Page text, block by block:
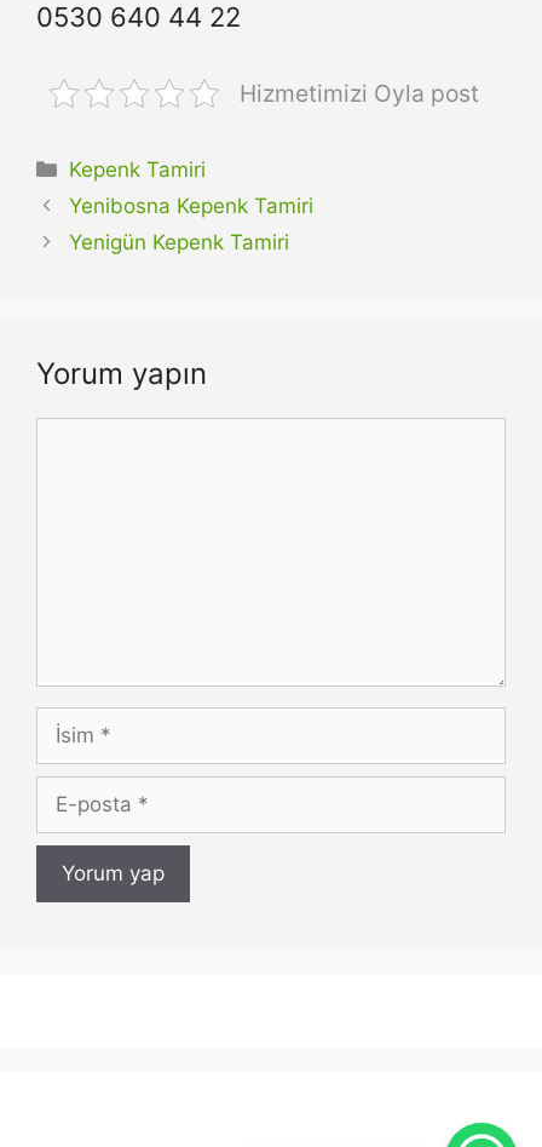
0530 640 44 22
Hizmetimizi Oyla post
Kategoriler
Kepenk Tamiri
Yenibosna Kepenk Tamiri
Yenigün Kepenk Tamiri
Yorum yapın
İsim
posta